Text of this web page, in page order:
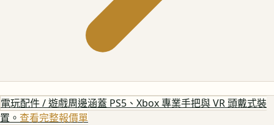
電玩配件 / 遊戲周邊涵蓋 PS5、Xbox 專業手把與 VR 頭戴式裝
置。 查看完整報價單